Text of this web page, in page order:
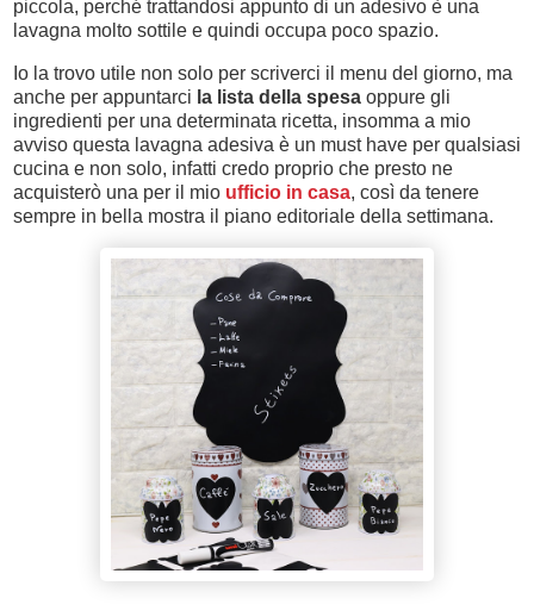
piccola, perché trattandosi appunto di un adesivo è una
lavagna molto sottile e quindi occupa poco spazio.
Io la trovo utile non solo per scriverci il menu del giorno, ma
anche per appuntarci la lista della spesa oppure gli
ingredienti per una determinata ricetta, insomma a mio
avviso questa lavagna adesiva è un must have per qualsiasi
cucina e non solo, infatti credo proprio che presto ne
acquisterò una per il mio ufficio in casa, così da tenere
sempre in bella mostra il piano editoriale della settimana.